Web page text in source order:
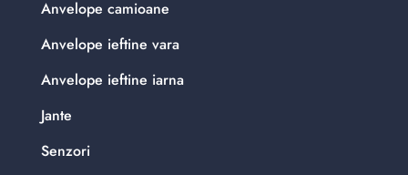
Anvelope camioane
Anvelope ieftine vara
Anvelope ieftine iarna
Jante
Senzori